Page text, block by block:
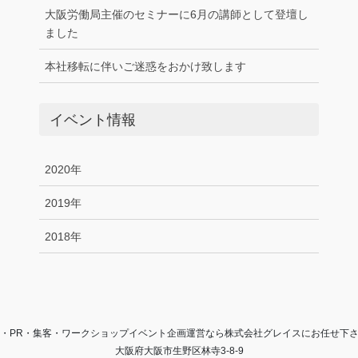
大阪労働局主催のセミナーに6月の講師として登壇し
ました
本社移転に伴いご迷惑をおかけ致します
イベント情報
2020年
2019年
2018年
PR・集客・ワークショップイベント企画運営なら株式会社グレイスにお任せ下
大阪府大阪市生野区林寺3-8-9